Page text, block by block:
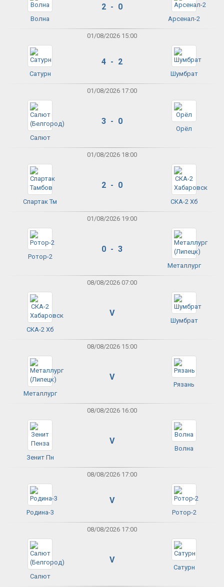
Волна
2 - 0
Арсенал-2
01/08/2026 15:00
Сатурн
4 - 2
Шумбрат
01/08/2026 17:00
Салют
3 - 0
Орёл
01/08/2026 18:00
Спартак Тм
2 - 0
СКА-2 Хб
01/08/2026 19:00
Ротор-2
0 - 3
Металлург
08/08/2026 07:00
СКА-2 Хб
V
Шумбрат
08/08/2026 15:00
Металлург
V
Рязань
08/08/2026 16:00
Зенит Пн
V
Волна
08/08/2026 17:00
Родина-3
V
Ротор-2
08/08/2026 17:00
Салют
V
Сатурн